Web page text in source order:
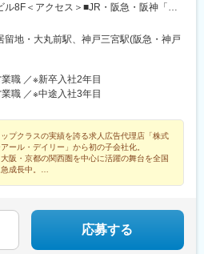
ル8F＜アクセス＞■JR・阪急・阪神「三
宮センター街の中心に位置するため、雨
終わりに、ショッピングする社員も。阪
できる便利な場所です。
留地・大丸前駅、神戸三宮駅(阪急・神戸
職 ／※新卒入社2年目
職 ／※中途入社3年目
プクラスの実績を誇る求人広告代理店「株式
ール・デイリー」から初の子会社化。
阪・京都の関西圏を中心に活躍の舞台を全国
成長中。
応募する